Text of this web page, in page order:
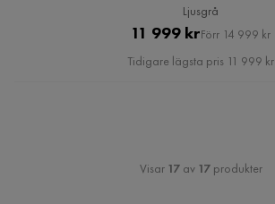
Ljusgrå
Pris
11 999 krOriginal
Pris
Förr 14 999 kr
Tidigare lägsta pris 11 999 kr
Visar 17av 17produkter